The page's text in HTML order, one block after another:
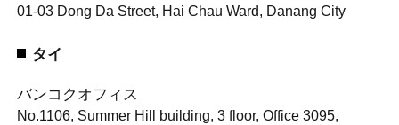
01-03 Dong Da Street, Hai Chau Ward, Danang City
タイ
バンコクオフィス
No.1106, Summer Hill building, 3 floor, Office 3095,